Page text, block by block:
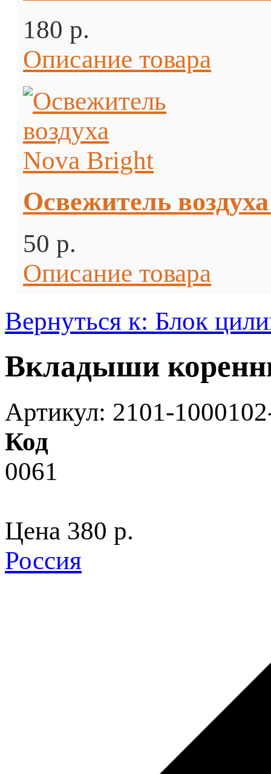
180 p.
Описание товара
Освежитель
50 p.
Описание товара
Вернуться к: Блок
Вкладыши
Артикул: 2101-
Код
0061
Цена 380 p.
Россия